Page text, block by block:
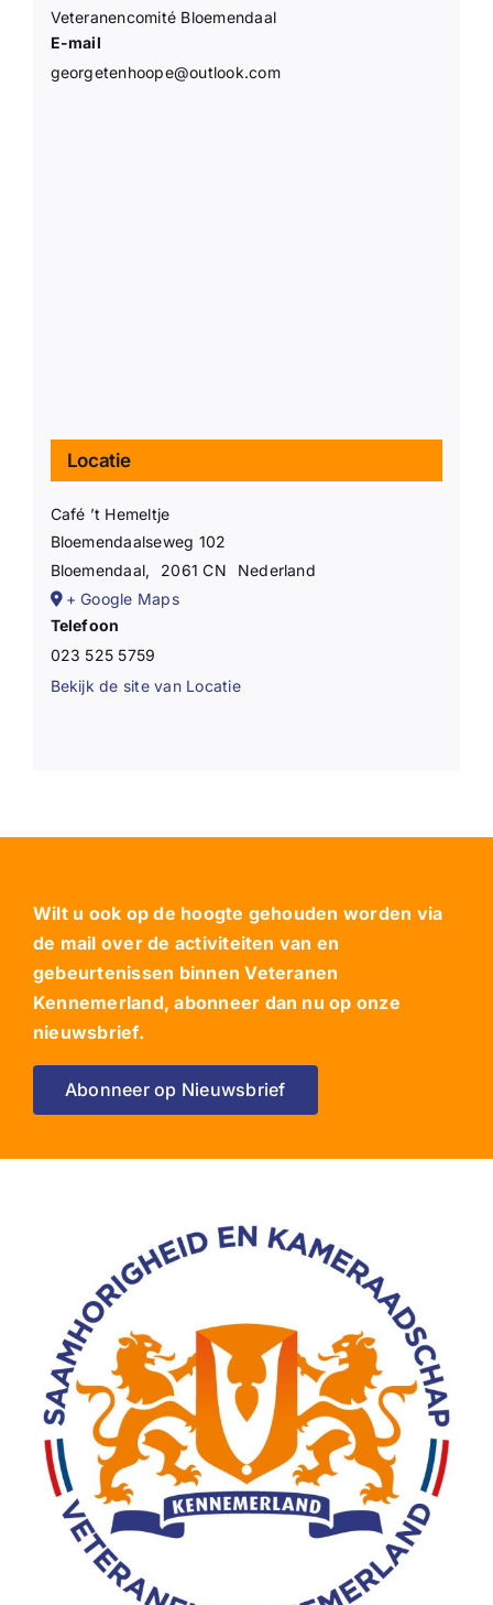
Veteranencomité Bloemendaal
E-mail
georgetenhoope@outlook.com
Locatie
Café ’t Hemeltje
Bloemendaalseweg 102
Bloemendaal, 2061 CN
Nederland
+ Google Maps
Telefoon
023 525 5759
Bekijk de site van Locatie
Wilt u ook op de hoogte gehouden worden via
de mail over de activiteiten van en
gebeurtenissen binnen Veteranen
Kennemerland, abonneer dan nu op onze
nieuwsbrief.
Abonneer op Nieuwsbrief